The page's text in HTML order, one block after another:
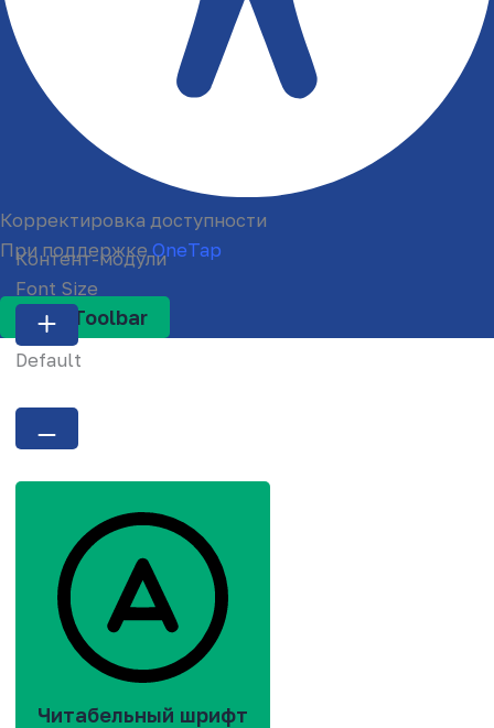
Корректировка доступности
При поддержке OneTap
Hide Toolbar
Контент-модули
Font Size
Default
Читабельный шрифт